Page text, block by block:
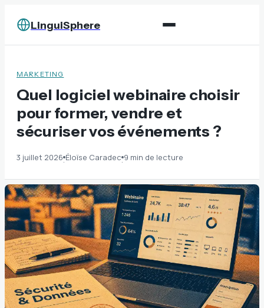
LinguiSphere
MARKETING
Quel logiciel webinaire choisir
pour former, vendre et
sécuriser vos événements ?
3 juillet 2026·Éloïse Caradec·9 min de lecture